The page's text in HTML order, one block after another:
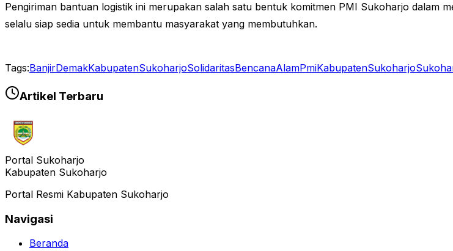
Pengiriman bantuan logistik ini merupakan salah satu bentuk komitmen PMI Sukoharjo dalam
selalu siap sedia untuk membantu masyarakat yang membutuhkan.
Tags:BanjirDemakKabupatenSukoharjoSolidaritasBencanaAlamPmiKabupatenSukoharjo
Artikel Terbaru
Portal Sukoharjo
Kabupaten Sukoharjo
Portal Resmi Kabupaten Sukoharjo
Navigasi
Beranda